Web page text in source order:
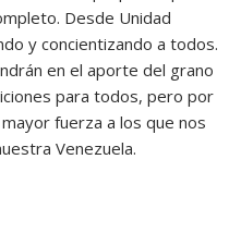
Desde Unidad
y concientizando a todos.
en el aporte del grano
para todos, pero por
fuerza a los que nos
Venezuela.